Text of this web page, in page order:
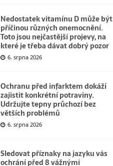
Nedostatek vitamínu D může být
příčinou různých onemocnění.
Toto jsou nejčastější projevy, na
které je třeba dávat dobrý pozor
6. srpna 2026
Ochranu před infarktem dokáží
zajistit konkrétní potraviny.
Udržujte tepny průchozí bez
větších problémů
6. srpna 2026
Sledovat příznaky na jazyku vás
ochrání před 8 vážnými